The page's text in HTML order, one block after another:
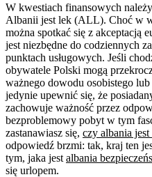
W kwestiach finansowych
Albanii jest lek (ALL). Choć w
można spotkać się z akceptacją
jest niezbędne do codziennych
punktach usługowych. Jeśli
obywatele Polski mogą
ważnego dowodu osobistego
jedynie upewnić się, że
zachowuje ważność przez
bezproblemowy pobyt w tym
zastanawiasz się, czy albania
odpowiedź brzmi: tak, kraj ten
tym, jaka jest albania
się urlopem.